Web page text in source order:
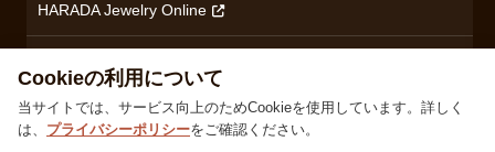
HARADA Jewelry Online
株式会社ハラダ 徳島県徳島市沖浜東1丁目9 古物商許可：徳島県公安委員会 第801010001664号
Cookieの利用について
当サイトでは、サービス向上のためCookieを使用しています。詳しく
は、 プライバシーポリシーをご確認ください。